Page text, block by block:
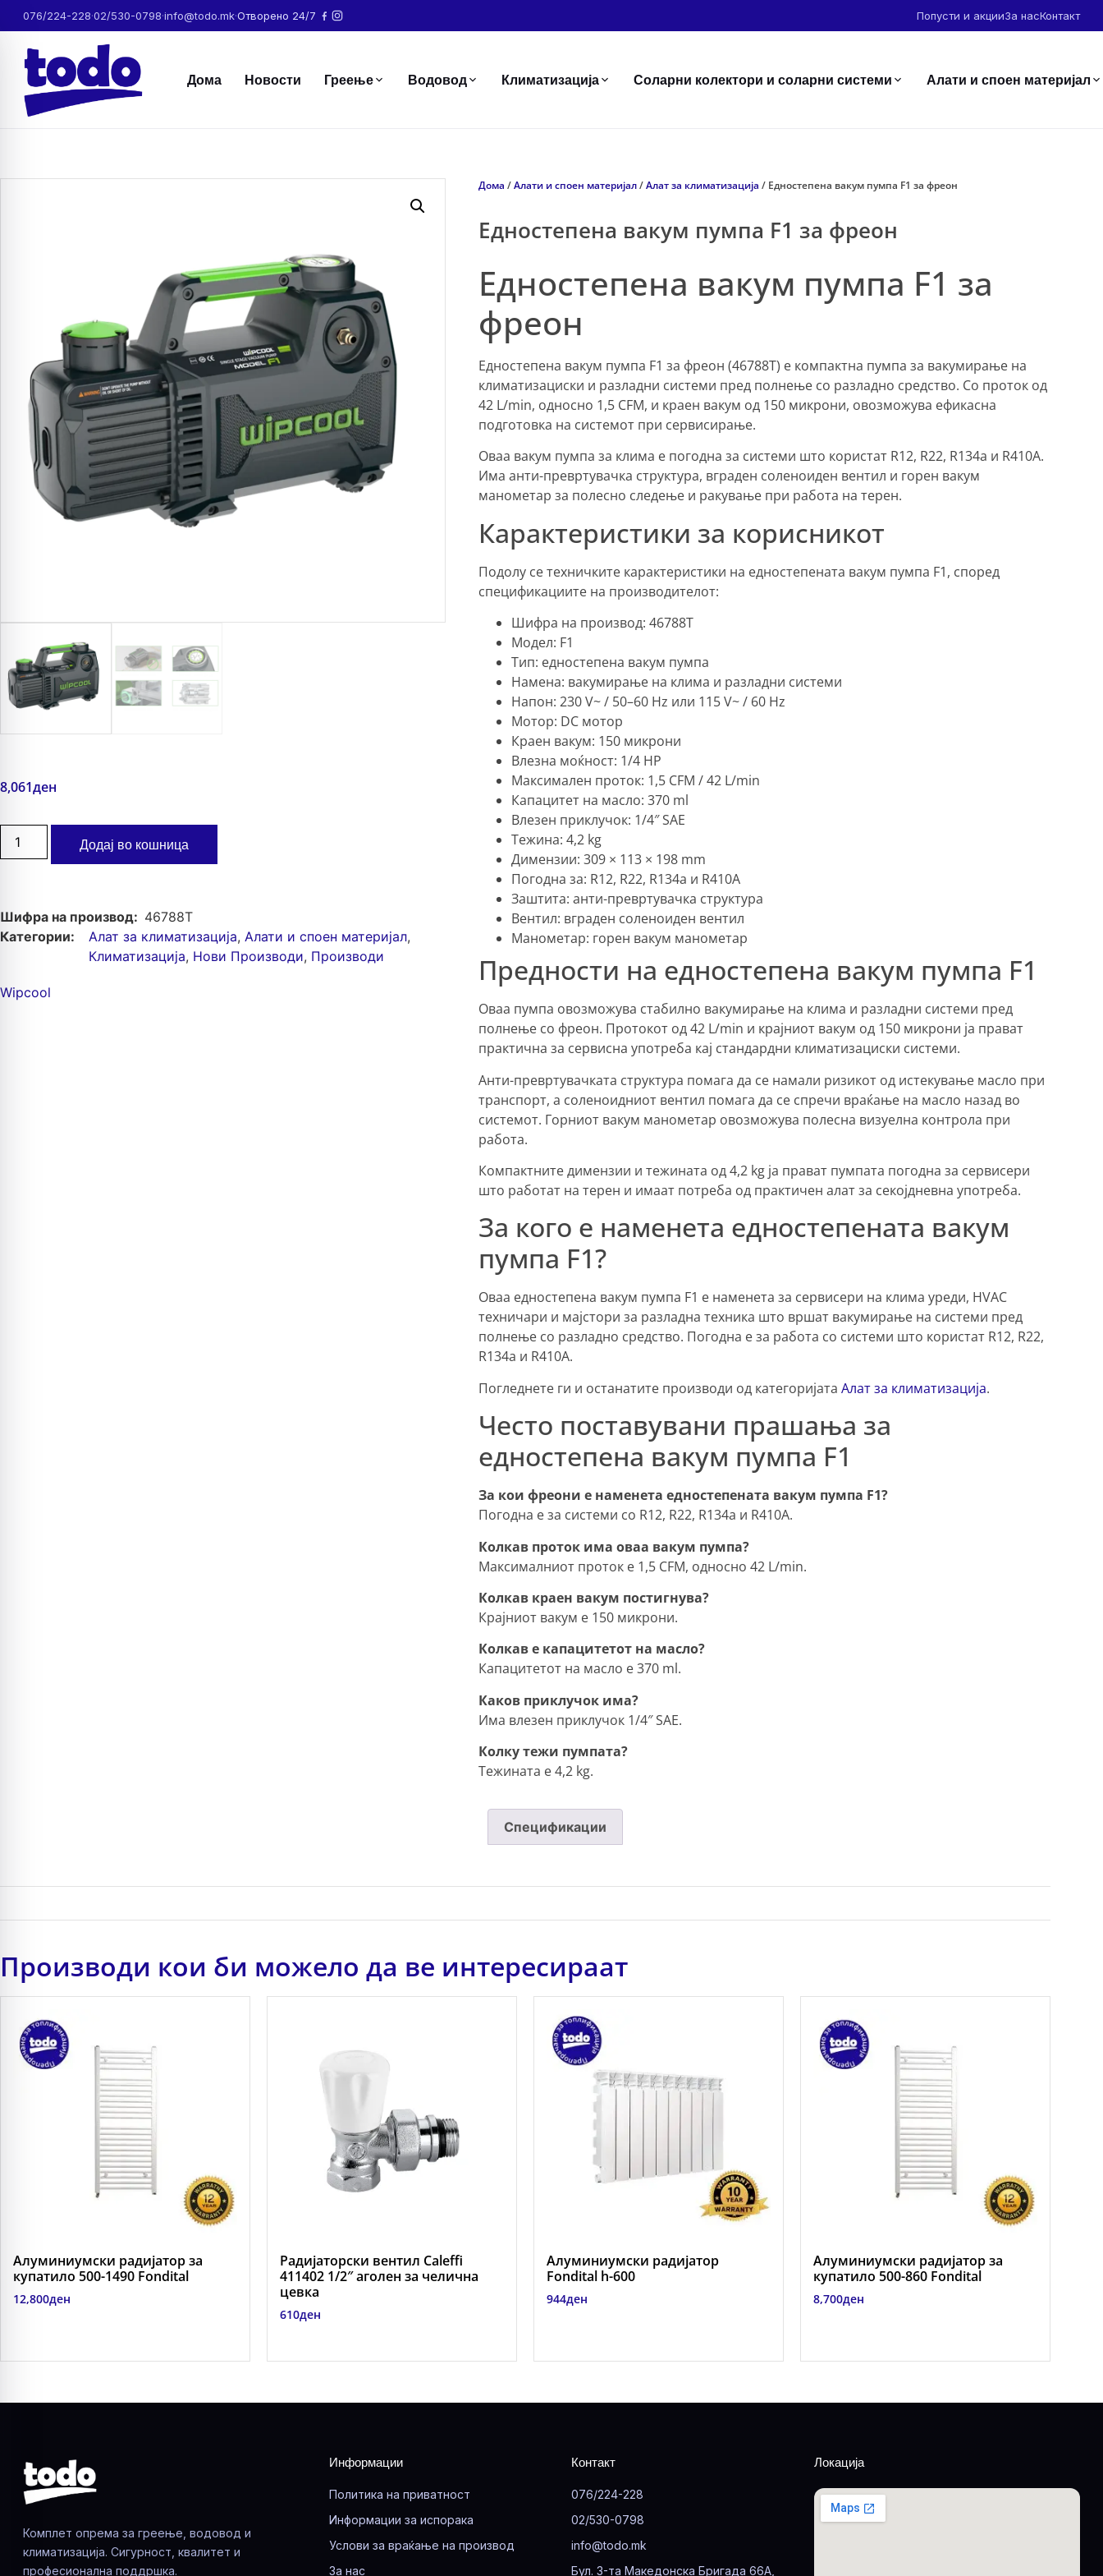
076/224-228·02/530-0798·info@todo.mk·Отворено 24/7 Попусти и акцииЗа насКонтакт
Дома Новости Греење Водовод Климатизација Соларни колектори и соларни системи Алати и споен материјал
8,061ден
Додај во кошница
Шифра на производ: 46788T
Категории:
Алат за климатизација, Алати и споен материјал,
Климатизација, Нови Производи, Производи
Wipcool
Дома /Алати и споен материјал/Алат за климатизација / Едностепена вакум пумпа F1 за фреон
Едностепена вакум пумпа F1 за фреон
Едностепена вакум пумпа F1 за
фреон
Едностепена вакум пумпа F1 за фреон (46788T) е компактна пумпа за вакумирање на
климатизациски и разладни системи пред полнење со разладно средство. Со проток од
42 L/min, односно 1,5 CFM, и краен вакум од 150 микрони, овозможува ефикасна
подготовка на системот при сервисирање.
Оваа вакум пумпа за клима е погодна за системи што користат R12, R22, R134a и R410A.
Има анти-превртувачка структура, вграден соленоиден вентил и горен вакум
манометар за полесно следење и ракување при работа на терен.
Карактеристики за корисникот
Подолу се техничките карактеристики на едностепената вакум пумпа F1, според
спецификациите на производителот:
Шифра на производ: 46788T
Модел: F1
Тип: едностепена вакум пумпа
Намена: вакумирање на клима и разладни системи
Напон: 230 V~ / 50–60 Hz или 115 V~ / 60 Hz
Мотор: DC мотор
Краен вакум: 150 микрони
Влезна моќност: 1/4 HP
Максимален проток: 1,5 CFM / 42 L/min
Капацитет на масло: 370 ml
Влезен приклучок: 1/4″ SAE
Тежина: 4,2 kg
Димензии: 309 × 113 × 198 mm
Погодна за: R12, R22, R134a и R410A
Заштита: анти-превртувачка структура
Вентил: вграден соленоиден вентил
Манометар: горен вакум манометар
Предности на едностепена вакум пумпа F1
Оваа пумпа овозможува стабилно вакумирање на клима и разладни системи пред
полнење со фреон. Протокот од 42 L/min и крајниот вакум од 150 микрони ја прават
практична за сервисна употреба кај стандардни климатизациски системи.
Анти-превртувачката структура помага да се намали ризикот од истекување масло при
транспорт, а соленоидниот вентил помага да се спречи враќање на масло назад во
системот. Горниот вакум манометар овозможува полесна визуелна контрола при
работа.
Компактните димензии и тежината од 4,2 kg ја прават пумпата погодна за сервисери
што работат на терен и имаат потреба од практичен алат за секојдневна употреба.
За кого е наменета едностепената вакум
пумпа F1?
Оваа едностепена вакум пумпа F1 е наменета за сервисери на клима уреди, HVAC
техничари и мајстори за разладна техника што вршат вакумирање на системи пред
полнење со разладно средство. Погодна е за работа со системи што користат R12, R22,
R134a и R410A.
Погледнете ги и останатите производи од категоријата Алат за климатизација.
Често поставувани прашања за
едностепена вакум пумпа F1
За кои фреони е наменета едностепената вакум пумпа F1?
Погодна е за системи со R12, R22, R134a и R410A.
Колкав проток има оваа вакум пумпа?
Максималниот проток е 1,5 CFM, односно 42 L/min.
Колкав краен вакум постигнува?
Крајниот вакум е 150 микрони.
Колкав е капацитетот на масло?
Капацитетот на масло е 370 ml.
Каков приклучок има?
Има влезен приклучок 1/4″ SAE.
Колку тежи пумпата?
Тежината е 4,2 kg.
Спецификации
Производи кои би можело да ве интересираат
Алуминиумски радијатор за
купатило 500-1490 Fondital
12,800ден
Радијаторски вентил Caleffi
411402 1/2″ аголен за челична
цевка
610ден
Алуминиумски радиjатор
Fondital h-600
944ден
Алуминиумски радијатор за
купатило 500-860 Fondital
8,700ден
Комплет опрема за греење, водовод и
климатизација. Сигурност, квалитет и
професионална поддршка.
Информации
Политика на приватност
Информации за испорака
Услови за враќање на производ
За нас
Контакт
076/224-228
02/530-0798
info@todo.mk
Бул. 3-та Македонска Бригада 66А,
Локација